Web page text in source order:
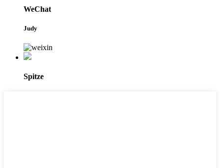
WeChat
Judy
Spitze